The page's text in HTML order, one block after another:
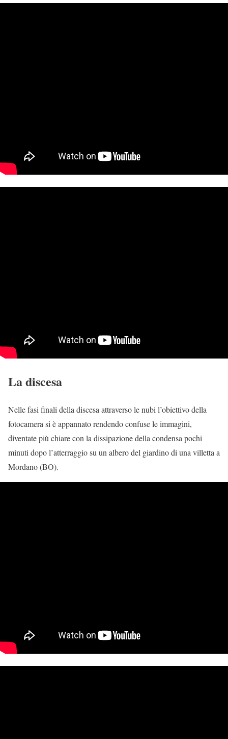
La discesa
Nelle fasi finali della discesa attraverso le nubi l’obiettivo della
fotocamera si è appannato rendendo confuse le immagini,
diventate più chiare con la dissipazione della condensa pochi
minuti dopo l’atterraggio su un albero del giardino di una villetta a
Mordano (BO).